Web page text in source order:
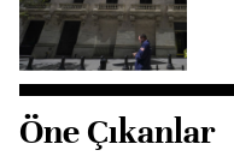
Öne Çıkanlar